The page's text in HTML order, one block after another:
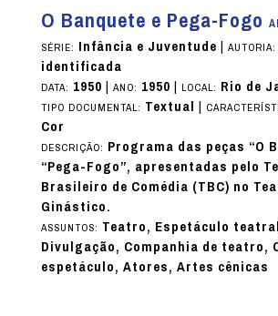
O Banquete e Pega-Fogo
SÉRIE: Infância e Juventude| AUTORIA:
identificada
DATA: 1950| ANO: 1950| LOCAL: Rio de
TIPO DOCUMENTAL: Textual |
Cor
DESCRIÇÃO: Programa das peças “O
“Pega-Fogo”, apresentadas pelo
Brasileiro de Comédia (TBC) no
Ginástico.
ASSUNTOS: Teatro, Espetáculo
Divulgação, Companhia de teatro,
espetáculo, Atores, Artes cênicas